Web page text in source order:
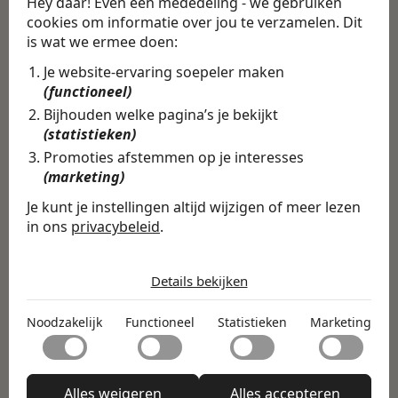
cookies om informatie over jou te verzamelen. Dit
is wat we ermee doen:
Je website-ervaring soepeler maken
(functioneel)
Bijhouden welke pagina’s je bekijkt
(statistieken)
Promoties afstemmen op je interesses
(marketing)
Je kunt je instellingen altijd wijzigen of meer lezen
in ons privacybeleid.
Noodzakelijk
Noodzakelijke cookies helpen een website bruikbaar te
maken door basisfuncties zoals paginanavigatie en
toegang tot beveiligde delen van de website mogelijk te
maken. Zonder deze cookies kan de website niet naar
Functioneel
onthouden welke de manier waarop de website zich
Statistieken
Details bekijken
Noodzakelijk Functioneel Statistieken Marketing
Alles weigeren Alles accepteren
Vind de volledige
vacature in de
Swipe4Work app
In de Swipe4Work-app vind je
niet alleen deze vacature, maar
honderden andere vacatures
ambities en voorkeuren.
Direct matchen & solliciteren
Persoonlijke aanbevelingen